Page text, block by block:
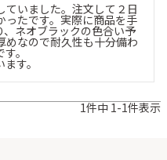
ていました。注文して２日
ったです。実際に商品を手
、ネオブラックの色合い予
めなので耐久性も十分備わ
。
す。
1件中 1-1件表示